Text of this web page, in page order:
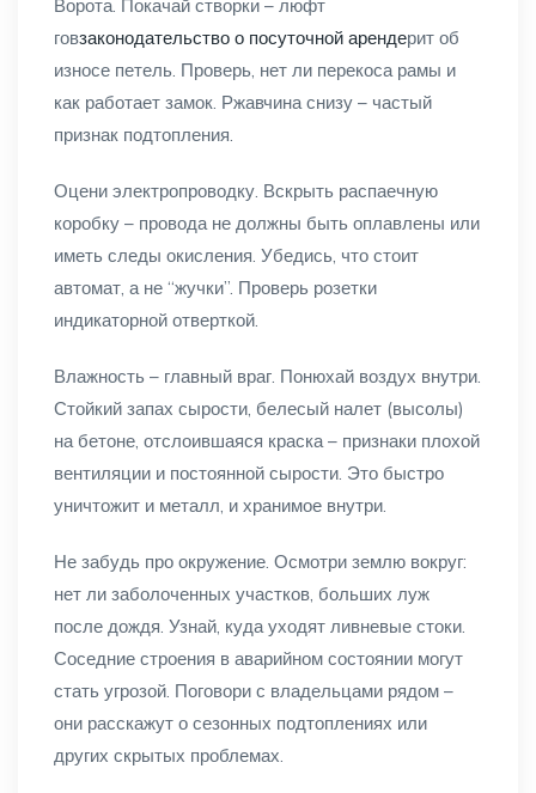
Ворота. Покачай створки – люфт
говзаконодательство о посуточной арендерит об
износе петель. Проверь, нет ли перекоса рамы и
как работает замок. Ржавчина снизу – частый
признак подтопления.
Оцени электропроводку. Вскрыть распаечную
коробку – провода не должны быть оплавлены или
иметь следы окисления. Убедись, что стоит
автомат, а не “жучки”. Проверь розетки
индикаторной отверткой.
Влажность – главный враг. Понюхай воздух внутри.
Стойкий запах сырости, белесый налет (высолы)
на бетоне, отслоившаяся краска – признаки плохой
вентиляции и постоянной сырости. Это быстро
уничтожит и металл, и хранимое внутри.
Не забудь про окружение. Осмотри землю вокруг:
нет ли заболоченных участков, больших луж
после дождя. Узнай, куда уходят ливневые стоки.
Соседние строения в аварийном состоянии могут
стать угрозой. Поговори с владельцами рядом –
они расскажут о сезонных подтоплениях или
других скрытых проблемах.